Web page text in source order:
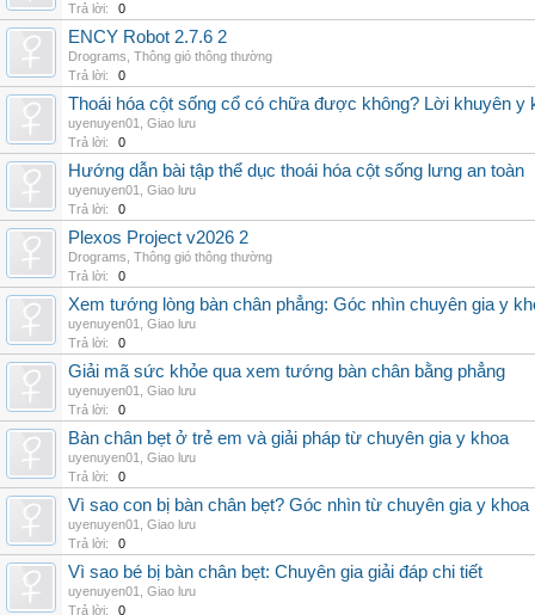
Trả lời:
0
ENCY Robot 2.7.6 2
Drograms Thông gió thông thường
Trả lời:
0
Thoái hóa cột sống cổ có chữa được không? Lời khuyên y
uyenuyen01
Giao lưu
Trả lời:
0
Hướng dẫn bài tập thể dục thoái hóa cột sống lưng an toàn
uyenuyen01
Giao lưu
Trả lời:
0
Plexos Project v2026 2
Drograms Thông gió thông thường
Trả lời:
0
Xem tướng lòng bàn chân phẳng: Góc nhìn chuyên gia y
uyenuyen01
Giao lưu
Trả lời:
0
Giải mã sức khỏe qua xem tướng bàn chân bằng phẳng
uyenuyen01
Giao lưu
Trả lời:
0
Bàn chân bẹt ở trẻ em và giải pháp từ chuyên gia y khoa
uyenuyen01
Giao lưu
Trả lời:
0
Vì sao con bị bàn chân bẹt? Góc nhìn từ chuyên gia y khoa
uyenuyen01
Giao lưu
Trả lời:
0
Vì sao bé bị bàn chân bẹt: Chuyên gia giải đáp chi tiết
uyenuyen01
Giao lưu
Trả lời:
0